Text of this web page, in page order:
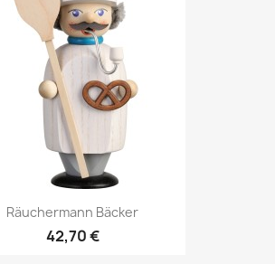
Räuchermann Bäcker
42,70 €